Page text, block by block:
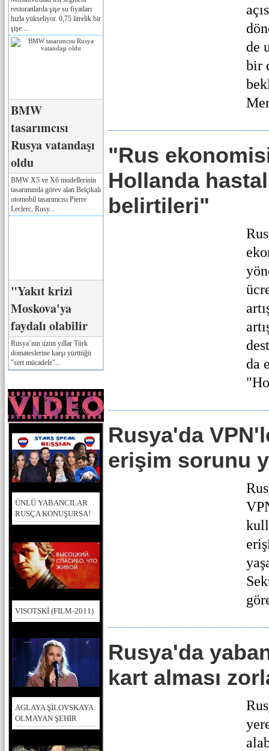
restoranlarda şişe su fiyatları
hızla yükseliyor. 0,75 litrelik bir
şişe ...
BMW
tasarımcısı
Rusya vatandaşı
oldu
BMW X5 ve X6 modellerinin
tasarımında görev alan Belçikalı
otomobil tasarımcısı Pierre
Leclerc, Rusy...
"Yakıt krizi
Moskova'ya
faydalı olabilir
Rusya’nın uzun yıllar Türk
domateslerine karşı yürttüğü
"sert mücadele"...
ÜNLÜ YABANCILAR
RUSÇA KONUŞURSA!
VISOTSKİ (FILM-2011)
AGLAYA ŞİLOVSKAYA:
OLMAYAN ŞEHİR
de
bir
"Rus
Hollanda
belirtileri"
da
Rusya'da
erişim sorunu
Rusya'da
kart alması